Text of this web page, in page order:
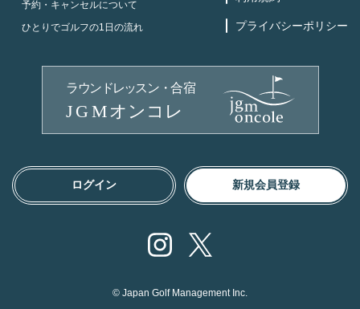
予約・キャンセルについて
ひとりでゴルフの1日の流れ
プライバシーポリシー
ログイン 新規会員登録
Instagram
© Japan Golf Management Inc.